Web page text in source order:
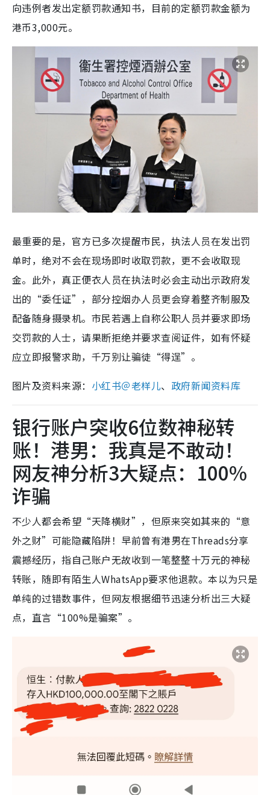
向违例者发出定额罚款通知书，目前的定额罚款金额为
港币3,000元。
最重要的是，官方已多次提醒市民，执法人员在发出罚
单时，绝对不会在现场即时收取罚款，更不会收取现
金。此外，真正便衣人员在执法时必会主动出示政府发
出的“委任证”，部分控烟办人员更会穿着整齐制服及
配备随身摄录机。市民若遇上自称公职人员并要求即场
交罚款的人士，请果断拒绝并要求查阅证件，如有怀疑
应立即报警求助，千万别让骗徒“得逞”。
图片及资料来源： 小红书＠老样儿、 政府新闻资料库
银行账户突收6位数神秘转
账！港男：我真是不敢动！
网友神分析3大疑点：100%
诈骗
不少人都会希望“天降横财”，但原来突如其来的“意
外之财”可能隐藏陷阱！早前曾有港男在Threads分享
震撼经历，指自己账户无故收到一笔整整十万元的神秘
转账，随即有陌生人WhatsApp要求他退款。本以为只是
单纯的过错数事件，但网友根据细节迅速分析出三大疑
点，直言“100%是骗案”。